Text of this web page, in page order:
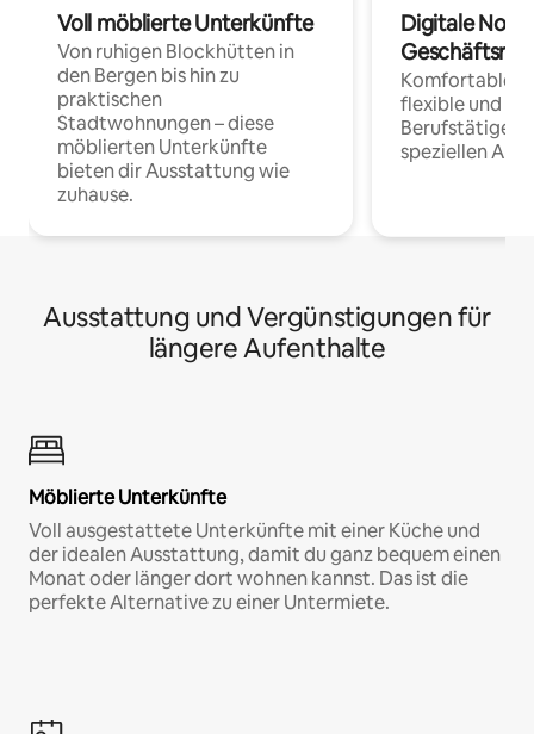
Voll möblierte Unterkünfte
Von ruhigen Blockhütten in
den Bergen bis hin zu
praktischen
Stadtwohnungen – diese
möblierten Unterkünfte
bieten dir Ausstattung wie
zuhause.
Digitale
Komfortable
flexible und
Berufstätige
speziellen
Ausstattung und Vergünstigungen für
längere Aufenthalte
Möblierte Unterkünfte
Voll ausgestattete Unterkünfte mit einer Küche und
der idealen Ausstattung, damit du ganz bequem einen
Monat oder länger dort wohnen kannst. Das ist die
perfekte Alternative zu einer Untermiete.